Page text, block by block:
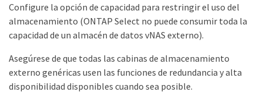
Configure la opción de capacidad para restringir el uso del
almacenamiento (ONTAP Select no puede consumir toda la
capacidad de un almacén de datos vNAS externo).
Asegúrese de que todas las cabinas de almacenamiento
externo genéricas usen las funciones de redundancia y alta
disponibilidad disponibles cuando sea posible.